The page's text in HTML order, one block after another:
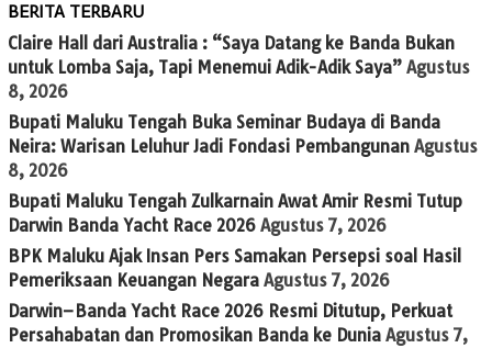
BERITA TERBARU
Claire Hall dari Australia : “Saya Datang ke Banda Bukan
untuk Lomba Saja, Tapi Menemui Adik-Adik Saya” Agustus
8, 2026
Bupati Maluku Tengah Buka Seminar Budaya di Banda
Neira: Warisan Leluhur Jadi Fondasi Pembangunan Agustus
8, 2026
Bupati Maluku Tengah Zulkarnain Awat Amir Resmi Tutup
Darwin Banda Yacht Race 2026 Agustus 7, 2026
BPK Maluku Ajak Insan Pers Samakan Persepsi soal Hasil
Pemeriksaan Keuangan Negara Agustus 7, 2026
Darwin–Banda Yacht Race 2026 Resmi Ditutup, Perkuat
Persahabatan dan Promosikan Banda ke Dunia Agustus 7,